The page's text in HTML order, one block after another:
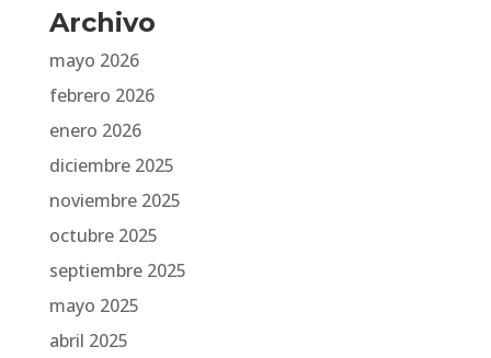
Archivo
mayo 2026
febrero 2026
enero 2026
diciembre 2025
noviembre 2025
octubre 2025
septiembre 2025
mayo 2025
abril 2025